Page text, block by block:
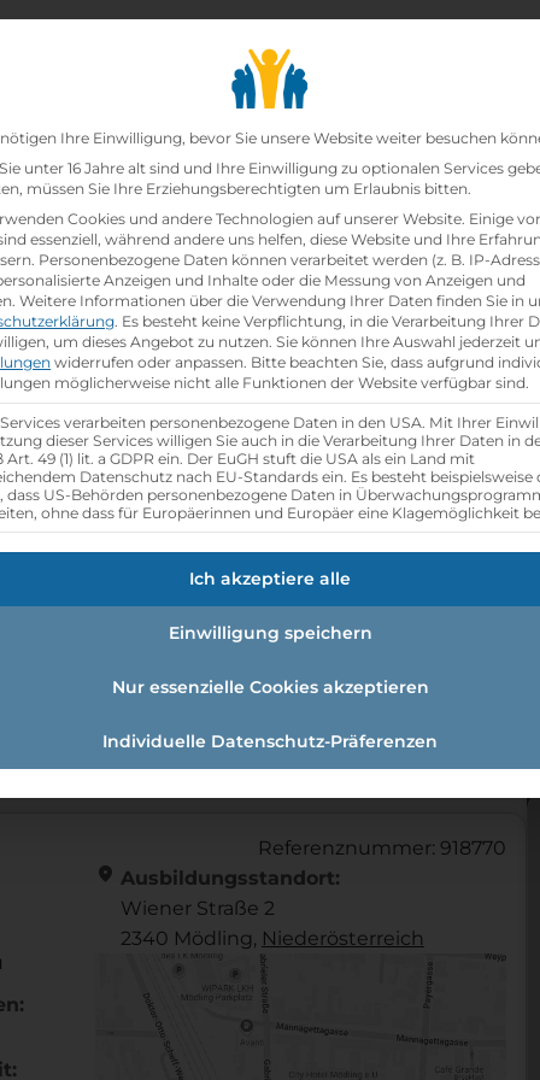
Lehrbetriebesearch
Schwerpunkt
Schwerpunkt
Referenznummer: 918770
location_on Ausbildungsstandort:
Wiener Straße 2
2340 Mödling, Nieder­österreich
Datenschutz-
Ihre Einwilligung, bevor Sie unsere Website weiter besuchen
unter 16 Jahre alt sind und Ihre Einwilligung zu optionalen Services
müssen Sie Ihre Erziehungsberechtigten um Erlaubnis bitten.
Cookies und andere Technologien auf unserer Website. Einige
essenziell, während andere uns helfen, diese Website und Ihre
Personenbezogene Daten können verarbeitet werden (z. B. IP-
Anzeigen und Inhalte oder die Messung von Anzeigen und
Weitere Informationen über die Verwendung Ihrer Daten finden Sie in
. Es besteht keine Verpflichtung, in die Verarbeitung Ihrer
um dieses Angebot zu nutzen. Sie können Ihre Auswahl jederzeit
widerrufen oder anpassen. Bitte beachten Sie, dass aufgrund
möglicherweise nicht alle Funktionen der Website verfügbar sind.
verarbeiten personenbezogene Daten in den USA. Mit Ihrer
dieser Services willigen Sie auch in die Verarbeitung Ihrer Daten in
Art. 49 (1) lit. a GDPR ein. Der EuGH stuft die USA als ein Land mit
Datenschutz nach EU-Standards ein. Es besteht beispielsweise
dass US-Behörden personenbezogene Daten in
ohne dass für Europäerinnen und Europäer eine Klagemöglichkeit
Ich akzeptiere alle
Einwilligung speichern
Nur essenzielle Cookies akzeptieren
Individuelle Datenschutz-Präferenzen